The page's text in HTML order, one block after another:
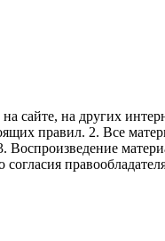
на других
правил. 2. Все
Воспроизведение